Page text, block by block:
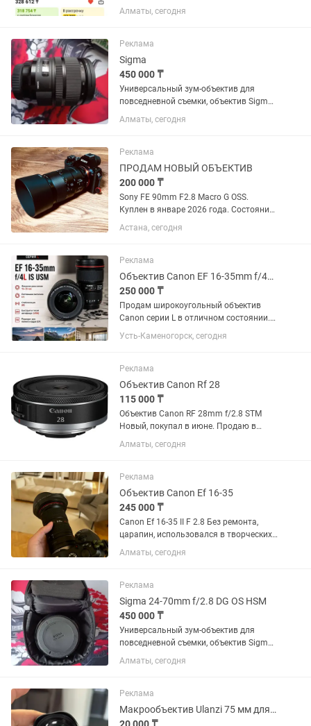
универсальный объектив Sony 18–105
F4 G OSS. Отлично подходит для фото и
светосила F4 на всем диапазоне,...
Алматы, сегодня
Реклама
Sigma
450 000 ₸
Универсальный зум-объектив для
повседневной съемки, объектив Sigma
24-70mm f/2.8 DG OS HSM с креплением
Canon EF охватывает полезный
широкоугольного до портретного,...
Алматы, сегодня
Реклама
ПРОДАМ НОВЫЙ ОБЪЕКТИВ
200 000 ₸
Sony FE 90mm F2.8 Macro G OSS.
Куплен в январе 2026 года. Состояние
практически нового, без царапин и
потертостей. Полный комплект:
задняя крышки. Использовался...
Астана, сегодня
Реклама
Объектив Canon EF 16-35mm f/4L IS USM
250 000 ₸
Продам широкоугольный объектив
Canon серии L в отличном состоянии.
Canon EF 16-35mm f/4L IS USM.
Отличное состояние, стекла чистые,
стабилизация работают идеально....
Усть-Каменогорск, сегодня
Реклама
Объектив Canon Rf 28
115 000 ₸
Объектив Canon RF 28mm f/2.8 STM
Новый, покупал в июне. Продаю в
связи ненадобностью.
Алматы, сегодня
Реклама
Объектив Canon Ef 16-35
245 000 ₸
Canon Ef 16-35 II F 2.8 Без ремонта,
царапин, использовался в творческих
целях, в банкетах не был. Состояние
10/10. Торг минимальный. Продаю так
Алматы, сегодня
Реклама
Sigma 24-70mm f/2.8 DG OS HSM
450 000 ₸
Универсальный зум-объектив для
повседневной съемки, объектив Sigma
24-70mm f/2.8 DG OS HSM с креплением
Canon EF охватывает полезный
широкоугольного до портретного,...
Алматы, сегодня
Реклама
Макрообъектив Ulanzi 75 мм для смартфона